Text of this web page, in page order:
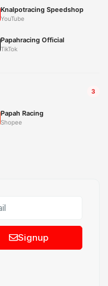
Knalpotracing Speedshop
YouTube
Papahracing Official
TikTok
3
Papah Racing
Shopee
Signup